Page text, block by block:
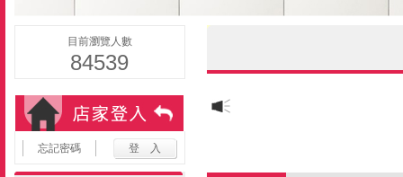
目前瀏覽人數
84539
忘記密碼